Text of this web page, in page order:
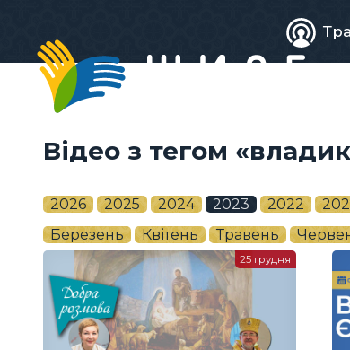
Живе
Відео з тегом
2026 2025 2024 2023 2022
Березень
Квітень Травень
25 грудня